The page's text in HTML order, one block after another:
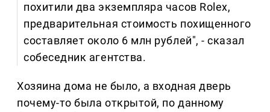
похитили два экземпляра часов Rolex,
предварительная стоимость похищенного
составляет около 6 млн рублей", - сказал
собеседник агентства.
Хозяина дома не было, а входная дверь
почему-то была открытой, по данному